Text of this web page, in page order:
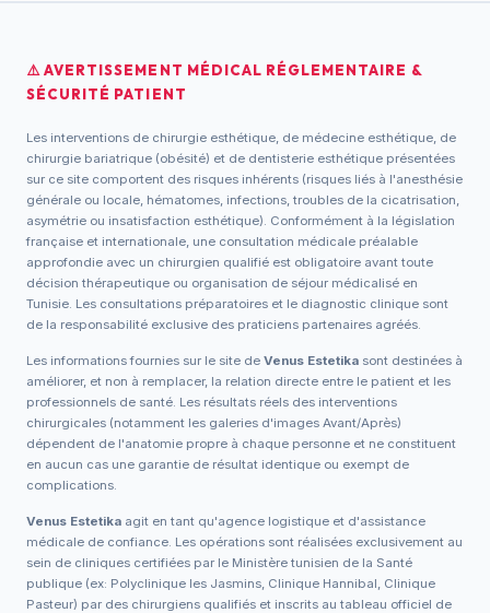
⚠️ AVERTISSEMENT MÉDICAL RÉGLEMENTAIRE &
SÉCURITÉ PATIENT
Les interventions de chirurgie esthétique, de médecine esthétique, de
chirurgie bariatrique (obésité) et de dentisterie esthétique présentées
sur ce site comportent des risques inhérents (risques liés à l'anesthésie
générale ou locale, hématomes, infections, troubles de la cicatrisation,
asymétrie ou insatisfaction esthétique). Conformément à la législation
française et internationale, une consultation médicale préalable
approfondie avec un chirurgien qualifié est obligatoire avant toute
décision thérapeutique ou organisation de séjour médicalisé en
Tunisie. Les consultations préparatoires et le diagnostic clinique sont
de la responsabilité exclusive des praticiens partenaires agréés.
Les informations fournies sur le site de Venus Estetika sont destinées à
améliorer, et non à remplacer, la relation directe entre le patient et les
professionnels de santé. Les résultats réels des interventions
chirurgicales (notamment les galeries d'images Avant/Après)
dépendent de l'anatomie propre à chaque personne et ne constituent
en aucun cas une garantie de résultat identique ou exempt de
complications.
Venus Estetika agit en tant qu'agence logistique et d'assistance
médicale de confiance. Les opérations sont réalisées exclusivement au
sein de cliniques certifiées par le Ministère tunisien de la Santé
publique (ex: Polyclinique les Jasmins, Clinique Hannibal, Clinique
Pasteur) par des chirurgiens qualifiés et inscrits au tableau officiel de